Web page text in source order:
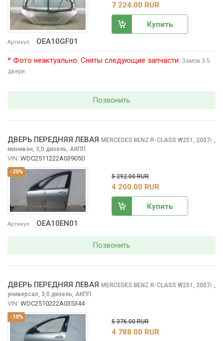
Артикул OEA10GF01
7 224.00 RUR
Купить
* Фото неактуально. Сняты следующие запчасти: Замок 3-5
двери
Позвонить
-20%
Артикул OEA10EN01
ДВЕРЬ ПЕРЕДНЯЯ ЛЕВАЯ MERCEDES BENZ R-CLASS W251, 2007г.,
минивэн, 3,0 дизель, АКПП
VIN: WDC2511222A039050
5 292.00 RUR
4 200.00 RUR
Купить
Позвонить
-10%
ДВЕРЬ ПЕРЕДНЯЯ ЛЕВАЯ MERCEDES BENZ R-CLASS W251, 2007г.,
универсал, 3,0 дизель, АКПП
VIN: WDC2510222A035344
5 376.00 RUR
4 788.00 RUR